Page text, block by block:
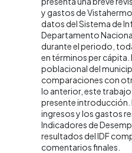
y gastos de
datos del Sistema de
Departamento
durante el periodo,
en términos per cápita.
poblacional del
comparaciones con
lo anterior, este trabajo
presente introducción.
ingresos y los gastos
Indicadores de
resultados del IDF
comentarios finales.